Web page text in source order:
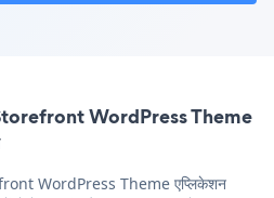
WordPress Theme
WordPress Theme एप्लिकेशन